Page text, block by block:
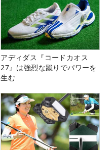
アディダス『コードカオス
27』は強烈な蹴りでパワーを
生む